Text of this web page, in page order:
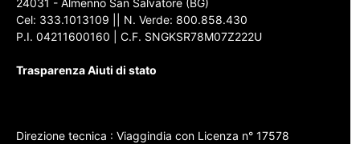
Cel: 333.1013109 || N. Verde: 800.858.430
P.I. 04211600160 | C.F. SNGKSR78M07Z222U
Trasparenza Aiuti di stato
Direzione tecnica : Viaggindia con Licenza n° 17578